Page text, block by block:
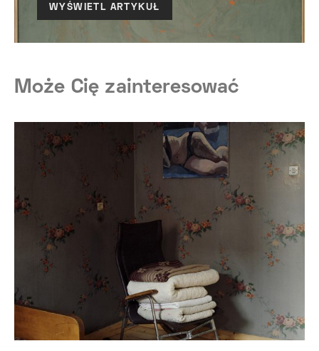
WYŚWIETL ARTYKUŁ
Może Cię zainteresować